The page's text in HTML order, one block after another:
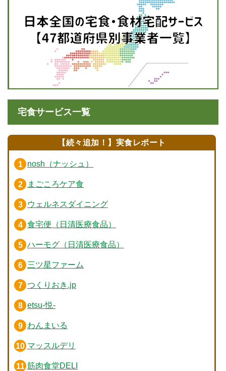
宅食サービス一覧
【続々追加！】実食レポート
nosh（ナッシュ）
まごころケア食
ウェルネスダイニング
食宅便（日清医療食品）
ハーモグ（日清医療食品）
三ツ星ファーム
つくりおき.jp
etsu-悦-
わんまいる
マッスルデリ
筋肉食堂DELI